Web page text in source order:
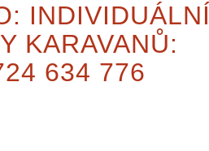
KARAVANŮ:
634 776